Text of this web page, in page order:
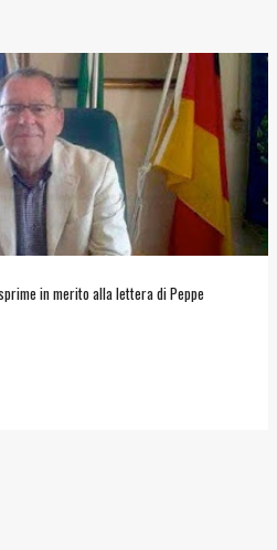
in merito alla lettera di Peppe